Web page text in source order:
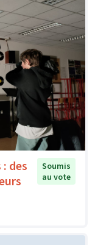
des
Soumis
au vote